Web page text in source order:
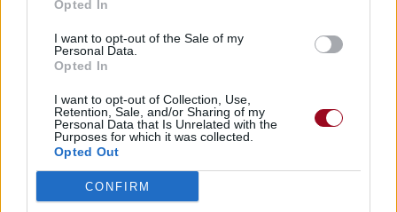
Opted In
I want to opt-out of the Sale of my
Personal Data.
Opted In
I want to opt-out of Collection, Use,
Retention, Sale, and/or Sharing of my
Personal Data that Is Unrelated with the
Purposes for which it was collected.
Opted Out
CONFIRM